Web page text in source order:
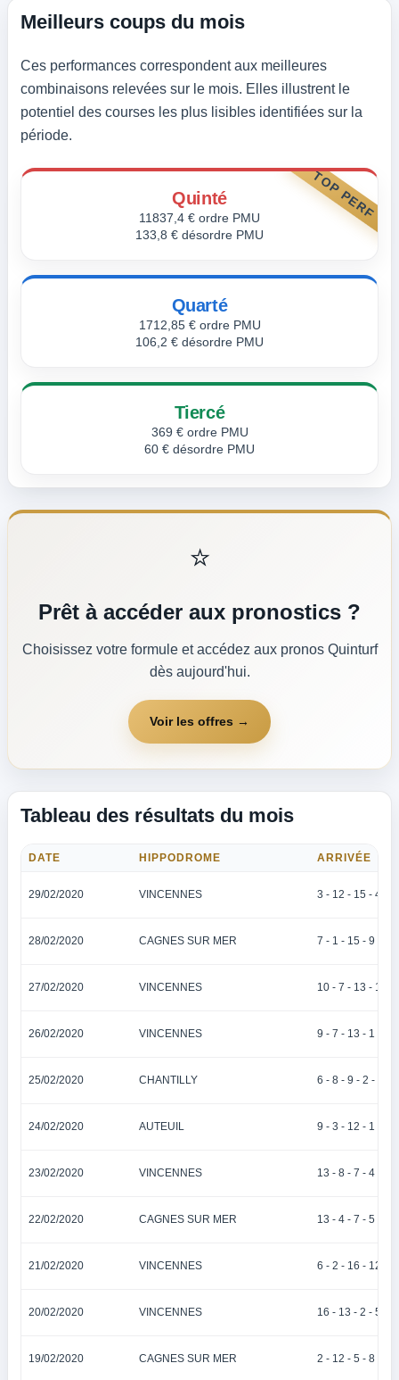
Meilleurs coups du mois
Ces performances correspondent aux meilleures
combinaisons relevées sur le mois. Elles illustrent le
potentiel des courses les plus lisibles identifiées sur la
période.
TOP PERF
Quinté
11837,4 € ordre PMU
133,8 € désordre PMU
Quarté
1712,85 € ordre PMU
106,2 € désordre PMU
Tiercé
369 € ordre PMU
60 € désordre PMU
⭐
Prêt à accéder aux pronostics ?
Choisissez votre formule et accédez aux pronos Quinturf
dès aujourd'hui.
Voir les offres →
Tableau des résultats du mois
DATE HIPPODROME ARRIVÉE
29/02/2020 VINCENNES 3 - 12 - 15 - 4 - 8
28/02/2020 CAGNES SUR MER 7 - 1 - 15 - 9 - 12
27/02/2020 VINCENNES 10 - 7 - 13 - 1 -
26/02/2020 VINCENNES 9 - 7 - 13 - 1 - 11
25/02/2020 CHANTILLY 6 - 8 - 9 - 2 - 12
24/02/2020 AUTEUIL 9 - 3 - 12 - 1 - 13
23/02/2020 VINCENNES 13 - 8 - 7 - 4 - 9
22/02/2020 CAGNES SUR MER 13 - 4 - 7 - 5 - 12
21/02/2020 VINCENNES 6 - 2 - 16 - 12 - 7
20/02/2020 VINCENNES 16 - 13 - 2 - 5 -
19/02/2020 CAGNES SUR MER 2 - 12 - 5 - 8 - 11